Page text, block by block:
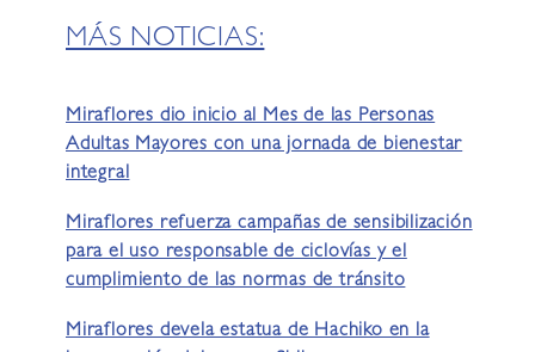
MÁS NOTICIAS:
Miraflores dio inicio al Mes de las Personas
Adultas Mayores con una jornada de bienestar
integral
Miraflores refuerza campañas de sensibilización
para el uso responsable de ciclovías y el
cumplimiento de las normas de tránsito
Miraflores devela estatua de Hachiko en la